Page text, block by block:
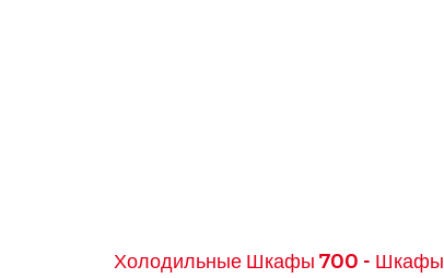
Холодильные Шкафы 700 - Шкафы